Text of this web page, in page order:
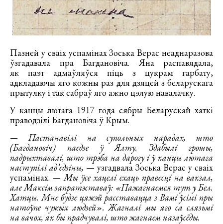
Пазней у сваіх успамінах Зоська Верас неаднаразова
ўзгадавала пра Багдановіча. Яна распавядала,
як паэт адмаўляўся піць з цукрам гарбату,
адкладаючы яго кожны раз для дзяцей з беларускага
прытулку і так сабраў яго ажно цэлую навалачку.
У канцы лютага 1917 года сябры Беларускай хаткі
праводзілі Багдановіча ў Крым.
— Пастанавілі на супольных нарадах, што
(Багдановіч) паедзе ў Ялту. Здабылі грошы,
падрыхтавалі, што трэба на дарогу і ў канцы лютага
наступілі ад’едзіны, — узгадвала Зоська Верас у сваіх
успамінах. — Мы ўсе хацелі ехаць правесці на вакзал,
але Максім запратэставаў: «Пажагнаемся тут у Бел.
Хатцы. Мне будзе цяжэй расставацца з Вамі ўсімі пры
натоўпе чужых людзей». Жагналі мы яго са слязьмі
на вачох, як бы прадчувалі, што жагнаем назаўсёды.